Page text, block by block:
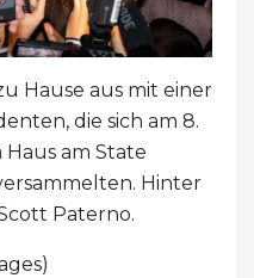
Hause aus mit einer
die sich am 8.
Haus am State
Hinter
Paterno.